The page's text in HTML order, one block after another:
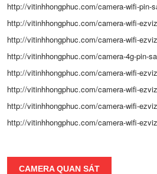
http://vitinhhongphuc.com/camera-wifi-pin-
http://vitinhhongphuc.com/camera-wifi-
http://vitinhhongphuc.com/camera-wifi-
http://vitinhhongphuc.com/camera-4g-pin-
http://vitinhhongphuc.com/camera-wifi-
http://vitinhhongphuc.com/camera-wifi-
http://vitinhhongphuc.com/camera-wifi-
http://vitinhhongphuc.com/camera-wifi-
CAMERA QUAN SÁT